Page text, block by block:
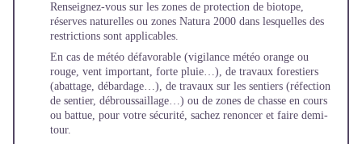
Renseignez-vous sur les zones de protection de biotope,
réserves naturelles ou zones Natura 2000 dans lesquelles des
restrictions sont applicables.
En cas de météo défavorable (vigilance météo orange ou
rouge, vent important, forte pluie…), de travaux forestiers
(abattage, débardage…), de travaux sur les sentiers (réfection
de sentier, débroussaillage…) ou de zones de chasse en cours
ou battue, pour votre sécurité, sachez renoncer et faire demi-
tour.